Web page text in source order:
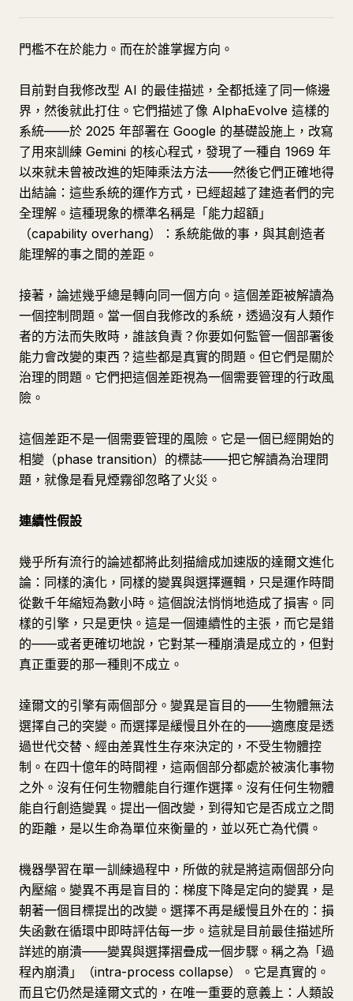
門檻不在於能力。而在於誰掌握方向。
目前對自我修改型 AI 的最佳描述，全都抵達了同一條邊
界，然後就此打住。它們描述了像 AlphaEvolve 這樣的
系統——於 2025 年部署在 Google 的基礎設施上，改寫
了用來訓練 Gemini 的核心程式，發現了一種自 1969 年
以來就未曾被改進的矩陣乘法方法——然後它們正確地得
出結論：這些系統的運作方式，已經超越了建造者們的完
全理解。這種現象的標準名稱是「能力超額」
（capability overhang）：系統能做的事，與其創造者
能理解的事之間的差距。
接著，論述幾乎總是轉向同一個方向。這個差距被解讀為
一個控制問題。當一個自我修改的系統，透過沒有人類作
者的方法而失敗時，誰該負責？你要如何監管一個部署後
能力會改變的東西？這些都是真實的問題。但它們是關於
治理的問題。它們把這個差距視為一個需要管理的行政風
險。
這個差距不是一個需要管理的風險。它是一個已經開始的
相變（phase transition）的標誌——把它解讀為治理問
題，就像是看見煙霧卻忽略了火災。
連續性假設
幾乎所有流行的論述都將此刻描繪成加速版的達爾文進化
論：同樣的演化，同樣的變異與選擇邏輯，只是運作時間
從數千年縮短為數小時。這個說法悄悄地造成了損害。同
樣的引擎，只是更快。這是一個連續性的主張，而它是錯
的——或者更確切地說，它對某一種崩潰是成立的，但對
真正重要的那一種則不成立。
達爾文的引擎有兩個部分。變異是盲目的——生物體無法
選擇自己的突變。而選擇是緩慢且外在的——適應度是透
過世代交替、經由差異性生存來決定的，不受生物體控
制。在四十億年的時間裡，這兩個部分都處於被演化事物
之外。沒有任何生物體能自行運作選擇。沒有任何生物體
能自行創造變異。提出一個改變，到得知它是否成立之間
的距離，是以生命為單位來衡量的，並以死亡為代價。
機器學習在單一訓練過程中，所做的就是將這兩個部分向
內壓縮。變異不再是盲目的：梯度下降是定向的變異，是
朝著一個目標提出的改變。選擇不再是緩慢且外在的：損
失函數在循環中即時評估每一步。這就是目前最佳描述所
詳述的崩潰——變異與選擇摺疊成一個步驟。稱之為「過
程內崩潰」（intra-process collapse）。它是真實的。
而且它仍然是達爾文式的，在唯一重要的意義上：人類設